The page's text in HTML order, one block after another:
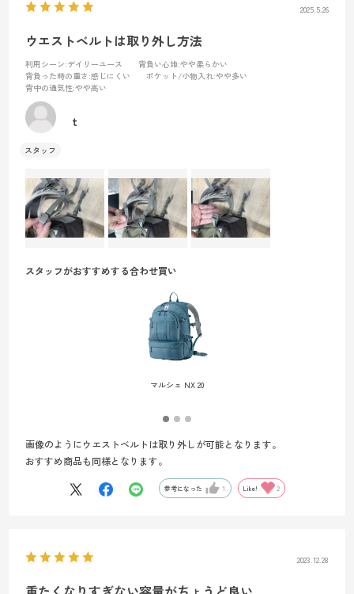
2025.5.26
ウエストベルトは取り外し方法
利用シーン:デイリーユース 背負い心地:やや柔らかい
背負った時の重さ:感じにくい ポケット/小物入れ:やや多い
背中の通気性:やや高い
t
スタッフがおすすめする合わせ買い
マルシェ NX 20
画像のようにウエストベルトは取り外しが可能となります。
おすすめ商品も同様となります。
参考になった 1 Like! 2
2023.12.28